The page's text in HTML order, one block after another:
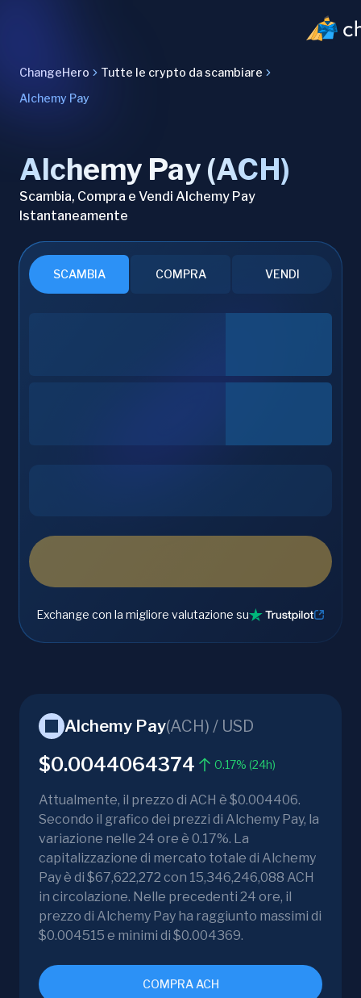
ChangeHero
Tutte le crypto da scambiare
Alchemy Pay
Alchemy Pay (ACH)
Scambia, Compra e Vendi Alchemy Pay
Istantaneamente
SCAMBIA COMPRA VENDI
Exchange con la migliore valutazione su
Alchemy Pay(ACH) / USD
$0.0044064374 0.17% (24h)
Attualmente, il prezzo di ACH è $0.004406.
Secondo il grafico dei prezzi di Alchemy Pay, la
variazione nelle 24 ore è 0.17%. La
capitalizzazione di mercato totale di Alchemy
Pay è di $67,622,272 con 15,346,246,088 ACH
in circolazione. Nelle precedenti 24 ore, il
prezzo di Alchemy Pay ha raggiunto massimi di
$0.004515 e minimi di $0.004369.
COMPRA ACH